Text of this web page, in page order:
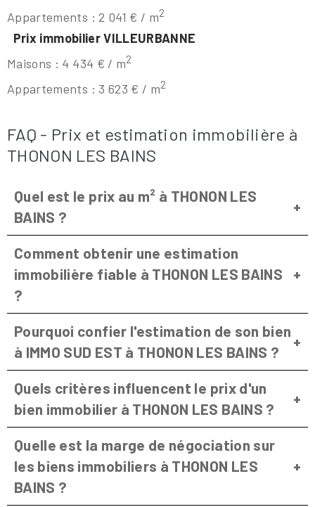
Appartements : 2 041 € / m2
Prix immobilier VILLEURBANNE
Maisons : 4 434 € / m2
Appartements : 3 623 € / m2
FAQ - Prix et estimation immobilière à
THONON LES BAINS
Quel est le prix au m² à THONON LES
BAINS ?
Comment obtenir une estimation
immobilière fiable à THONON LES BAINS
?
Pourquoi confier l'estimation de son bien
à IMMO SUD EST à THONON LES BAINS ?
Quels critères influencent le prix d'un
bien immobilier à THONON LES BAINS ?
Quelle est la marge de négociation sur
les biens immobiliers à THONON LES
BAINS ?